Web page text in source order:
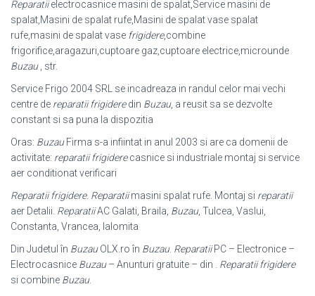
Reparatiielectrocasnice masini de spalat,Service masini de
spalat,Masini de spalat rufe,Masini de spalat vase spalat
rufe,masini de spalat vase frigidere,combine
frigorifice,aragazuri,cuptoare gaz,cuptoare electrice,microunde
Buzau, str.
Service Frigo 2004 SRL se incadreaza in randul celor mai vechi
centre de reparatii frigideredin Buzau, a reusit sa se dezvolte
constant si sa puna la dispozitia
Oras: BuzauFirma s-a infiintat in anul 2003 si are ca domenii de
activitate: reparatii frigiderecasnice si industriale montaj si service
aer conditionat verificari
Reparatii frigidere. Reparatiimasini spalat rufe. Montaj si reparatii
aer Detalii. ReparatiiAC Galati, Braila, Buzau, Tulcea, Vaslui,
Constanta, Vrancea, Ialomita
Din Judetul în BuzauOLX.ro în Buzau. ReparatiiPC – Electronice –
Electrocasnice Buzau– Anunturi gratuite – din . Reparatii frigidere
si combine Buzau.